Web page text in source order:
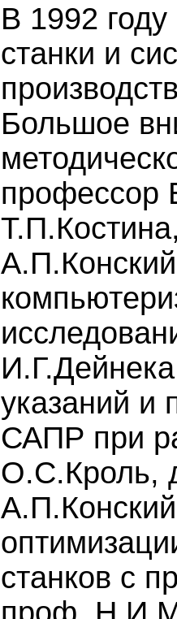
В 1992
станки и
Большое
профессор
указаний и
САПР при
О.С.Кроль,
станков с